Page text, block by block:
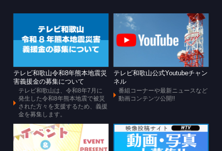
テレビ和歌山令和8年熊本地震災
害義援金の募集について
テレビ和歌山は、令和8年7月に
発生した令和8年熊本地震で被災
された方々を支援するため、義援
金を募集します。
テレビ和歌山公式Youtubeチャン
ネル
番組コーナーや最新ニュースなど
動画コンテンツ公開!!